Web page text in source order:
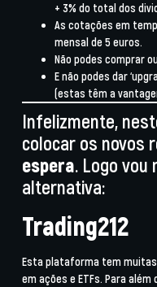
+ 3% do total dos
As cotações em
mensal de 5 euros.
Não podes comprar
E não podes dar
(estas têm a
Infelizmente,
colocar os novos
espera. Logo vou
alternativa:
Trading212
Esta plataforma tem
em ações e ETFs. Para